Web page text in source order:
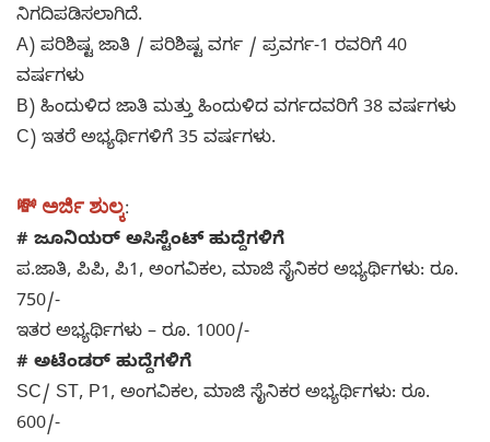
ನಿಗದಿಪಡಿಸಲಾಗಿದೆ.
A) ಪರಿಶಿಷ್ಟ ಜಾತಿ / ಪರಿಶಿಷ್ಟ ವರ್ಗ / ಪ್ರವರ್ಗ-1 ರವರಿಗೆ 40
ವರ್ಷಗಳು
B) ಹಿಂದುಳಿದ ಜಾತಿ ಮತ್ತು ಹಿಂದುಳಿದ ವರ್ಗದವರಿಗೆ 38 ವರ್ಷಗಳು
C) ಇತರೆ ಅಭ್ಯರ್ಥಿಗಳಿಗೆ 35 ವರ್ಷಗಳು.
💸 ಅರ್ಜಿ ಶುಲ್ಕ:
# ಜೂನಿಯರ್ ಅಸಿಸ್ಟೆಂಟ್ ಹುದ್ದೆಗಳಿಗೆ
ಪ.ಜಾತಿ, ಪಿಪಿ, ಪಿ1, ಅಂಗವಿಕಲ, ಮಾಜಿ ಸೈನಿಕರ ಅಭ್ಯರ್ಥಿಗಳು: ರೂ.
750/-
ಇತರ ಅಭ್ಯರ್ಥಿಗಳು – ರೂ. 1000/-
# ಅಟೆಂಡರ್ ಹುದ್ದೆಗಳಿಗೆ
SC/ ST, P1, ಅಂಗವಿಕಲ, ಮಾಜಿ ಸೈನಿಕರ ಅಭ್ಯರ್ಥಿಗಳು: ರೂ.
600/-